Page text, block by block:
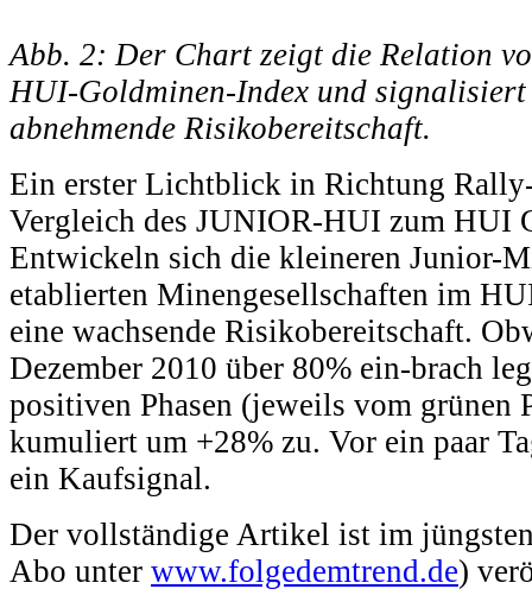
Abb. 2: Der Chart zeigt die Relation
HUI-Goldminen-Index und signalisiert
abnehmende Risikobereitschaft.
Ein erster Lichtblick in Richtung
Vergleich des JUNIOR-HUI zum HUI
Entwickeln sich die kleineren Junior-
etablierten Minengesellschaften im
eine wachsende Risikobereitschaft.
Dezember 2010 über 80% ein-brach
positiven Phasen (jeweils vom grünen
kumuliert um +28% zu. Vor ein paar
ein Kaufsignal.
Der vollständige Artikel ist im
Abo unter www.folgedemtrend.de)